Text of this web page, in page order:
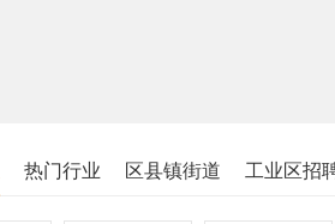
热门行业 区县镇街道 工业区招